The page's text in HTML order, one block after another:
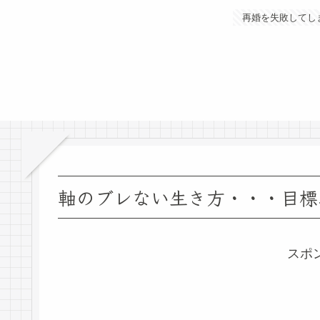
再婚を失敗してし
軸のブレない生き方・・・目
スポ